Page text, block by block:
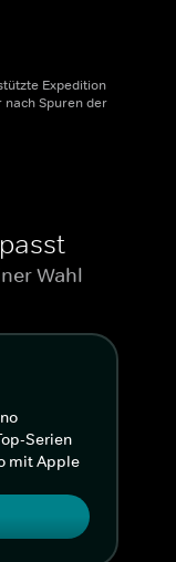
Expedition
nach Spuren der
Wahl
Serien
mit Apple